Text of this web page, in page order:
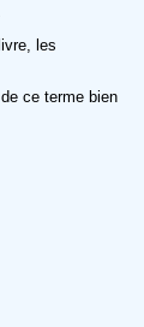
les
de ce terme bien